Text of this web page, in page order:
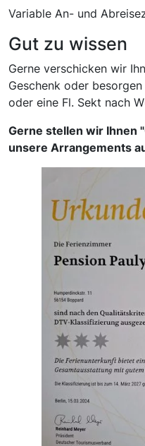
Variable An- und
Gut zu wissen
Gerne verschicken wir
Geschenk oder
oder eine Fl. Sekt nach
Gerne stellen wir Ihnen
unsere Arrangements